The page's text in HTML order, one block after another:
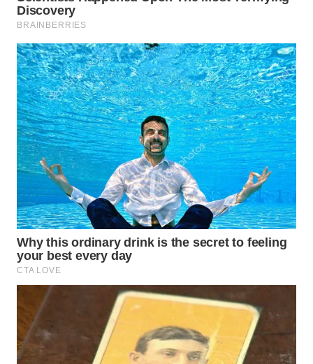
WN
PRIANGAN
WN
SEMARANG
WN
SOLO
WN
BOROBUDUR
WN
MADURA
WN
SURABAYA
WN
NATUNA